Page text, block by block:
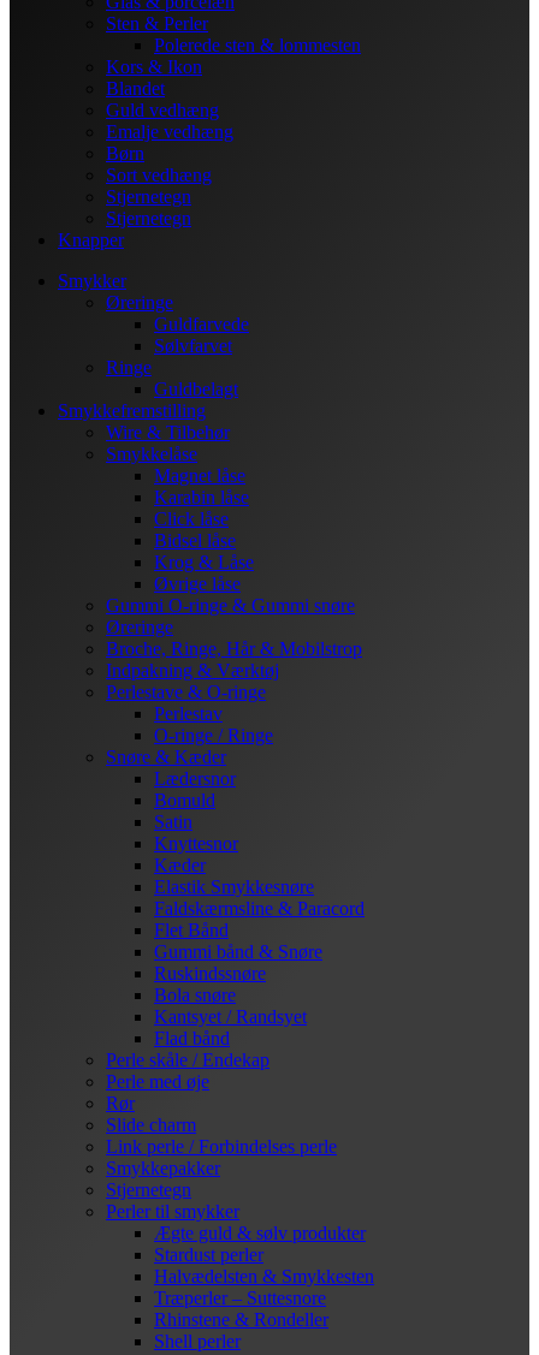
Sten & Perler
Polerede sten & lommesten
Kors & Ikon
Blandet
Guld vedhæng
Emalje vedhæng
Børn
Sort vedhæng
Stjernetegn
Stjernetegn
Knapper
Smykker
Øreringe
Guldfarvede
Sølvfarvet
Ringe
Guldbelagt
Smykkefremstilling
Wire & Tilbehør
Smykkelåse
Magnet låse
Karabin låse
Click låse
Bidsel låse
Krog & Låse
Øvrige låse
Gummi O-ringe & Gummi snøre
Øreringe
Broche, Ringe, Hår & Mobilstrop
Indpakning & Værktøj
Perlestave & O-ringe
Perlestav
O-ringe / Ringe
Snøre & Kæder
Lædersnor
Bomuld
Satin
Knyttesnor
Kæder
Elastik Smykkesnøre
Faldskærmsline & Paracord
Flet Bånd
Gummi bånd & Snøre
Ruskindssnøre
Bola snøre
Kantsyet / Randsyet
Flad bånd
Perle skåle / Endekap
Perle med øje
Rør
Slide charm
Link perle / Forbindelses perle
Smykkepakker
Stjernetegn
Perler til smykker
Ægte guld & sølv produkter
Stardust perler
Halvædelsten & Smykkesten
Træperler – Suttesnore
Rhinstene & Rondeller
Shell perler